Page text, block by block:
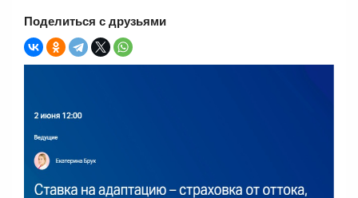
Поделиться с друзьями